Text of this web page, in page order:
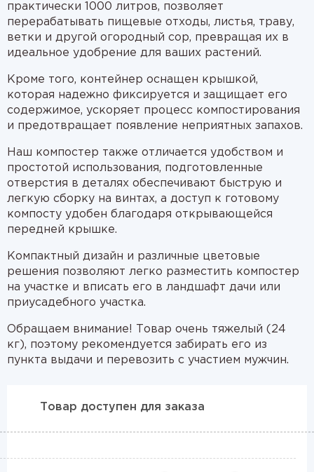
практически 1000 литров, позволяет
перерабатывать пищевые отходы, листья, траву,
ветки и другой огородный сор, превращая их в
идеальное удобрение для ваших растений.
Кроме того, контейнер оснащен крышкой,
которая надежно фиксируется и защищает его
содержимое, ускоряет процесс компостирования
и предотвращает появление неприятных запахов.
Наш компостер также отличается удобством и
простотой использования, подготовленные
отверстия в деталях обеспечивают быструю и
легкую сборку на винтах, а доступ к готовому
компосту удобен благодаря открывающейся
передней крышке.
Компактный дизайн и различные цветовые
решения позволяют легко разместить компостер
на участке и вписать его в ландшафт дачи или
приусадебного участка.
Обращаем внимание! Товар очень тяжелый (24
кг), поэтому рекомендуется забирать его из
пункта выдачи и перевозить с участием мужчин.
Товар доступен для заказа